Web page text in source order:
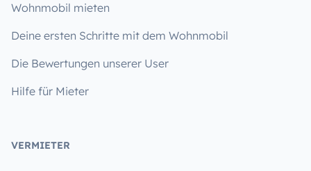
Wohnmobil mieten
Deine ersten Schritte mit dem Wohnmobil
Die Bewertungen unserer User
Hilfe für Mieter
VERMIETER